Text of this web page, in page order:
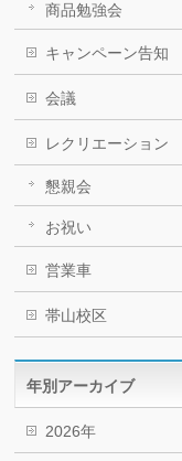
商品勉強会
キャンペーン告知
会議
レクリエーション
懇親会
お祝い
営業車
帯山校区
年別アーカイブ
2026年